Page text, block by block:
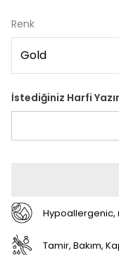
Renk
İstediğiniz Harfi
Hypoallergenic,
Tamir, Bakım,